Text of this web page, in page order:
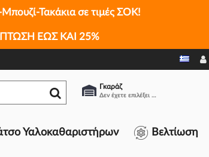
Τακάκια σε τιμές ΣΟΚ!
ΕΩΣ ΚΑΙ 25%
Γκαράζ
Δεν έχετε επιλέξει αμάξι.
Υαλοκαθαριστήρων
Βελτίωση
11,42€